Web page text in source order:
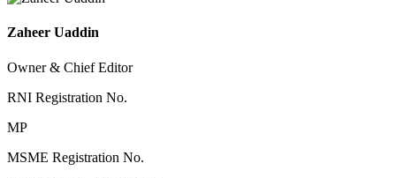
Zaheer Uaddin
Owner & Chief Editor
RNI Registration No.
MP
MSME Registration No.